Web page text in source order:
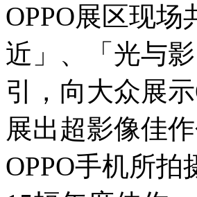
OPPO展区现
近」、「光与
引，向大众展
展出超影像佳
OPPO手机所拍